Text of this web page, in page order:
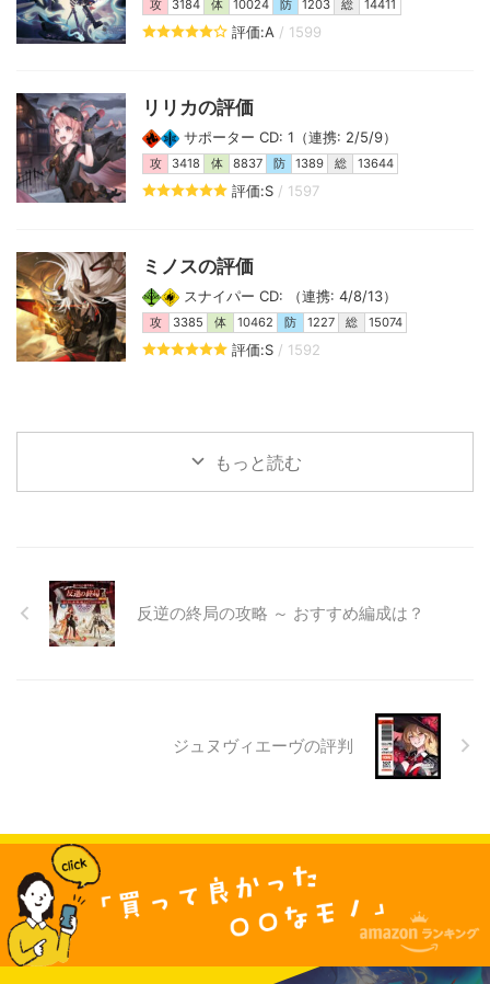
攻 3184 体 10024 防 1203 総 14411
評価:A / 1599
リリカの評価
サポーター CD: 1（連携: 2/5/9）
攻 3418 体 8837 防 1389 総 13644
評価:S / 1597
ミノスの評価
スナイパー CD: （連携: 4/8/13）
攻 3385 体 10462 防 1227 総 15074
評価:S / 1592
もっと読む
反逆の終局の攻略 ～ おすすめ編成は？
ジュヌヴィエーヴの評判